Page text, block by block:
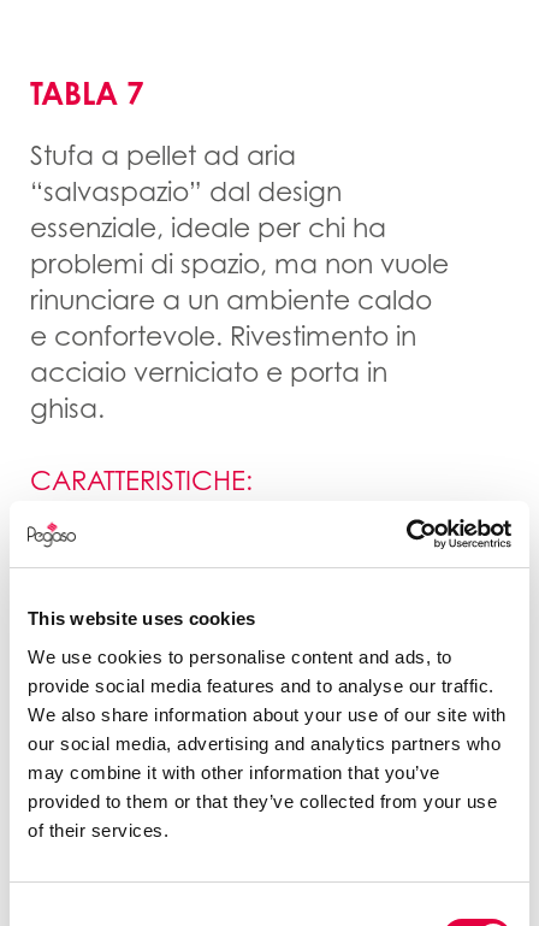
This website uses cookies
We use cookies to personalise content and ads, to
provide social media features and to analyse our traffic.
We also share information about your use of our site with
our social media, advertising and analytics partners who
may combine it with other information that you’ve
provided to them or that they’ve collected from your use
of their services.
TABLA 7
Stufa a pellet ad aria
“salvaspazio” dal design
essenziale, ideale per chi ha
problemi di spazio, ma non vuole
rinunciare a un ambiente caldo
e confortevole. Rivestimento in
acciaio verniciato e porta in
ghisa.
CARATTERISTICHE:
– Struttura, fianchi, porta, top in
metallo
– Braciere e porta in ghisa
settimanale
– Predisposizione per
collegamento termostato
esterno
– Telecomando disponibile